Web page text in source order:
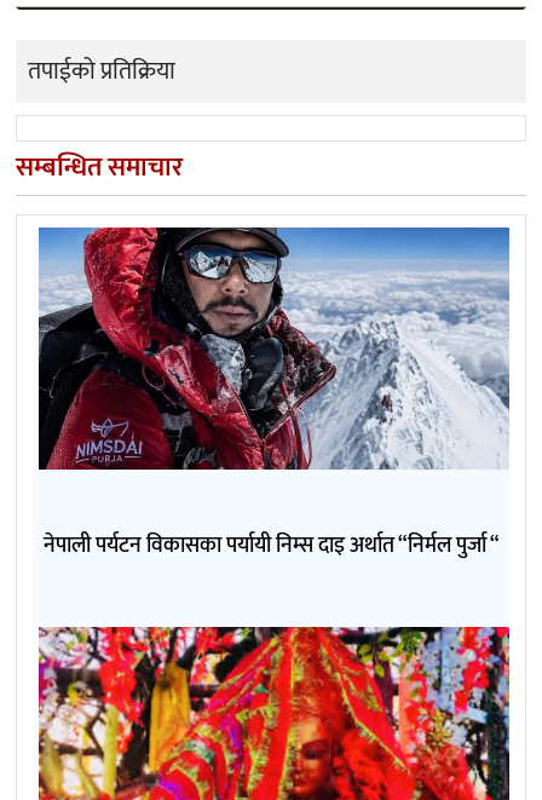
तपाईको प्रतिक्रिया
सम्बन्धित समाचार
नेपाली पर्यटन विकासका पर्यायी निम्स दाइ अर्थात “निर्मल पुर्जा “